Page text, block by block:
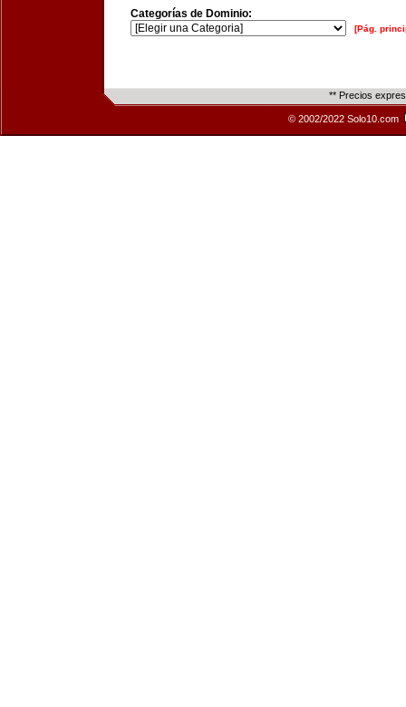
Categorías de Dominio:
[Pág.
** Precios
© 2002/2022 Solo10.com